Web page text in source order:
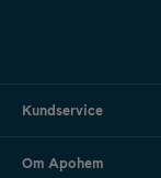
Kundservice
Om Apohem